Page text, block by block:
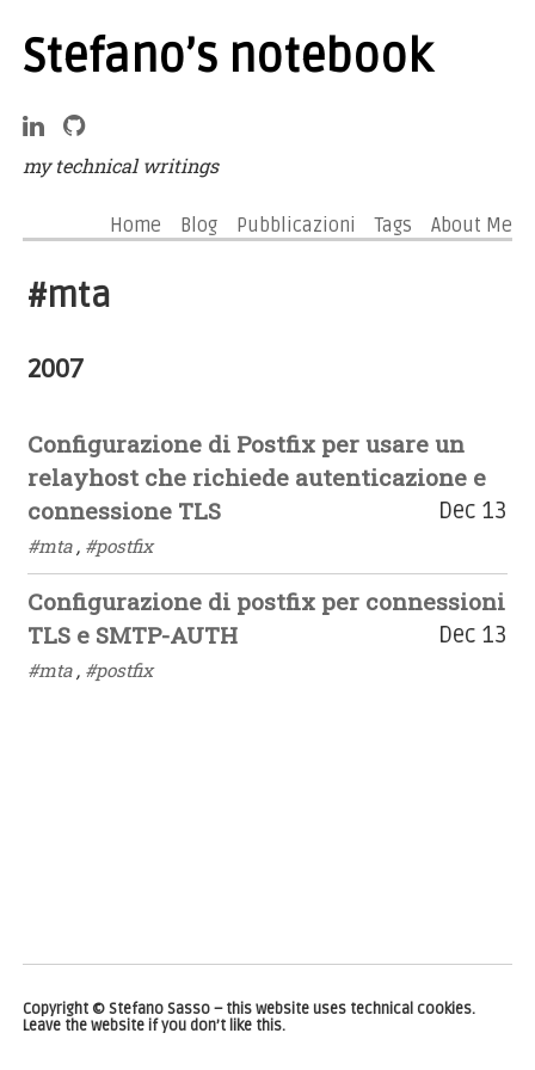
Stefano’s notebook
my technical writings
Home Blog Pubblicazioni Tags About Me
#mta
2007
Configurazione di Postfix per usare un
relayhost che richiede autenticazione e
connessione TLS
Dec 13
#mta, #postfix
Configurazione di postfix per connessioni
TLS e SMTP-AUTH
Dec 13
#mta, #postfix
Copyright © Stefano Sasso – this website uses technical cookies.
Leave the website if you don’t like this.